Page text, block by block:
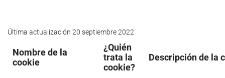
Última actualización 20 septiembre 2022
Nombre de la
cookie
¿Quién
trata la
cookie?
Descripción de la